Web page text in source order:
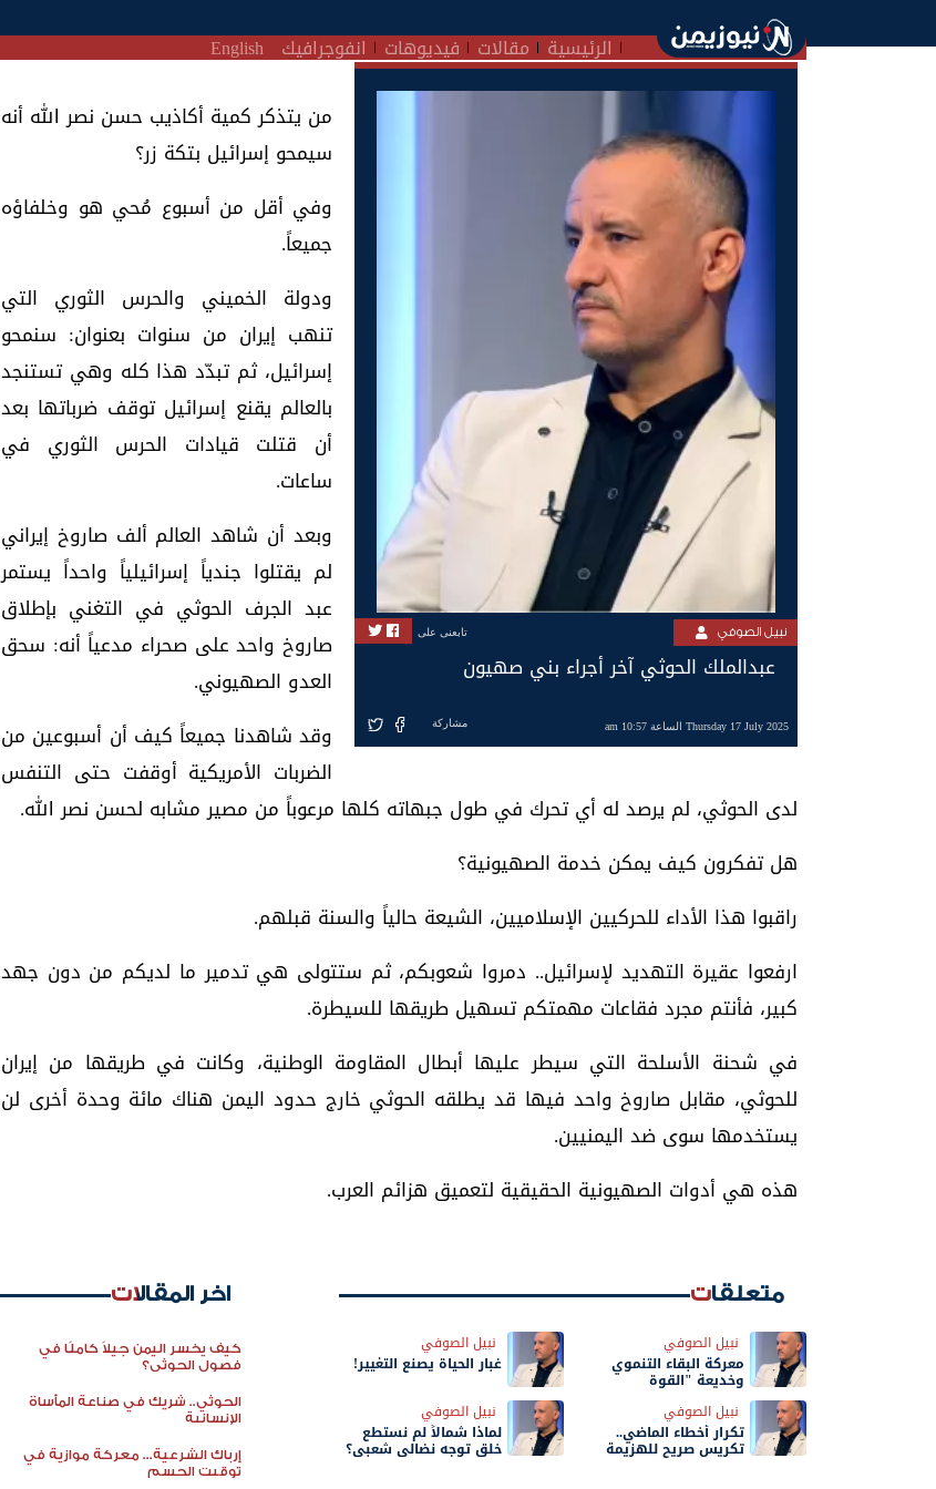
الرئيسية مقالات فيديوهات انفوجرافيك English
نبيل الصوفي تابعنى على
عبدالملك الحوثي آخر أجراء بني صهيون
Thursday 17 July 2025 الساعة 10:57 am مشاركة
من يتذكر كمية أكاذيب حسن نصر الله أنه
سيمحو إسرائيل بتكة زر؟
وفي أقل من أسبوع مُحي هو وخلفاؤه
جميعاً.
ودولة الخميني والحرس الثوري التي
تنهب إيران من سنوات بعنوان: سنمحو
إسرائيل، ثم تبدّد هذا كله وهي تستنجد
بالعالم يقنع إسرائيل توقف ضرباتها بعد
أن قتلت قيادات الحرس الثوري في
ساعات.
وبعد أن شاهد العالم ألف صاروخ إيراني
لم يقتلوا جندياً إسرائيلياً واحداً يستمر
عبد الجرف الحوثي في التغني بإطلاق
صاروخ واحد على صحراء مدعياً أنه: سحق
العدو الصهيوني.
وقد شاهدنا جميعاً كيف أن أسبوعين من
الضربات الأمريكية أوقفت حتى التنفس
لدى الحوثي، لم يرصد له أي تحرك في طول جبهاته كلها مرعوباً من مصير مشابه لحسن نصر الله.
هل تفكرون كيف يمكن خدمة الصهيونية؟
راقبوا هذا الأداء للحركيين الإسلاميين، الشيعة حالياً والسنة قبلهم.
ارفعوا عقيرة التهديد لإسرائيل.. دمروا شعوبكم، ثم ستتولى هي تدمير ما لديكم من دون جهد
كبير، فأنتم مجرد فقاعات مهمتكم تسهيل طريقها للسيطرة.
في شحنة الأسلحة التي سيطر عليها أبطال المقاومة الوطنية، وكانت في طريقها من إيران
للحوثي، مقابل صاروخ واحد فيها قد يطلقه الحوثي خارج حدود اليمن هناك مائة وحدة أخرى لن
يستخدمها سوى ضد اليمنيين.
هذه هي أدوات الصهيونية الحقيقية لتعميق هزائم العرب.
متعلقات
نبيل الصوفي
معركة البقاء التنموي
وخديعة "القوة
نبيل الصوفي
غبار الحياة يصنع التغيير!
نبيل الصوفي
تكرار أخطاء الماضي..
تكريس صريح للهزيمة
نبيل الصوفي
لماذا شمالاً لم نستطع
خلق توجه نضالي شعبي؟
اخر المقالات
كيف يخسر اليمن جيلاً كاملًا في
فصول الحوثي؟
الحوثي.. شريك في صناعة المأساة
الإنسانية
إرباك الشرعية... معركة موازية في
توقيت الحسم